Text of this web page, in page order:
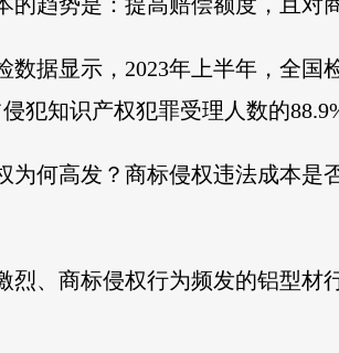
数据显示，2023年上半年，全国
侵犯知识产权犯罪受理人数的
为何高发？商标侵权违法成本是
烈、商标侵权行为频发的铝型材